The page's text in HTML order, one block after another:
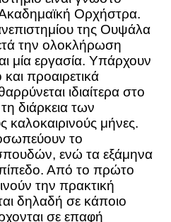
Ακαδημαϊκή Ορχήστρα.
της Ουψάλα
την ολοκλήρωση
μία εργασία. Υπάρχουν
προαιρετικά
ιδιαίτερα στο
διάρκεια των
καλοκαιρινούς μήνες.
το
ενώ τα εξάμηνα
Από το πρώτο
την πρακτική
δηλαδή σε κάποιο
σε επαφή